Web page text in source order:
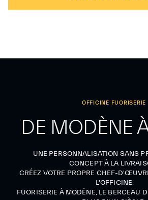
OFFICINE FUORISERIE
DE MODÈNE
UNE PERSONNALISATION SANS
CONCEPT À LA
CRÉEZ VOTRE PROPRE CHEF-
L'OFFICINE
FUORISERIE À MODÈNE, LE BERCEAU